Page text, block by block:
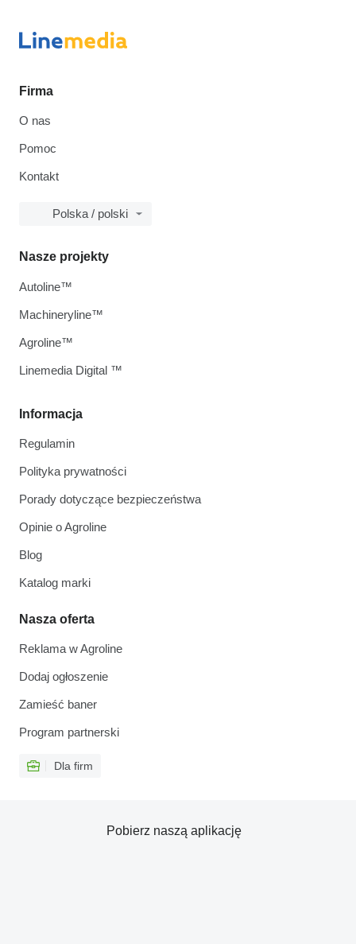
Firma
O nas
Pomoc
Kontakt
Polska / polski
Informacja
Regulamin
Polityka prywatności
Porady dotyczące bezpieczeństwa
Opinie o Agroline
Blog
Katalog marki
Nasza oferta
Reklama w Agroline
Dodaj ogłoszenie
Zamieść baner
Program partnerski
Dla firm
Nasze projekty
Autoline™
Machineryline™
Agroline™
Linemedia Digital ™
Pobierz naszą aplikację